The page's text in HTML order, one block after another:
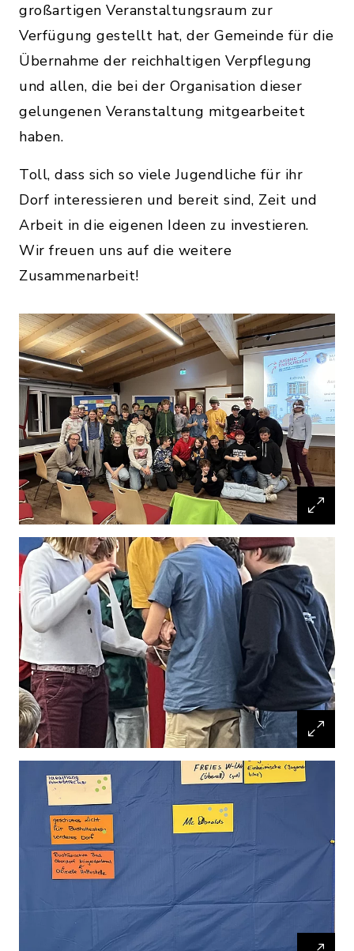
großartigen Veranstaltungsraum zur
Verfügung gestellt hat, der Gemeinde für die
Übernahme der reichhaltigen Verpflegung
und allen, die bei der Organisation dieser
gelungenen Veranstaltung mitgearbeitet
haben.
Toll, dass sich so viele Jugendliche für ihr
Dorf interessieren und bereit sind, Zeit und
Arbeit in die eigenen Ideen zu investieren.
Wir freuen uns auf die weitere
Zusammenarbeit!